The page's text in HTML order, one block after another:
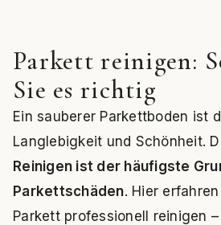
Parkett reinigen:
Sie es richtig
Ein sauberer Parkettboden ist
Langlebigkeit und Schönheit.
Reinigen ist der häufigste
Parkettschäden. Hier
Parkett professionell reinigen